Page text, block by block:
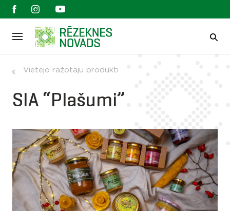
Vietējo ražotāju produkti
SIA “Plašumi”